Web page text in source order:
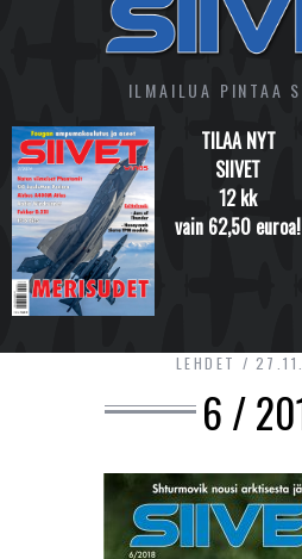
ILMAILUA PINTAA
TILAA NYT
SIIVET
12 kk
vain 62,50 euroa!
LEHDET
6 /